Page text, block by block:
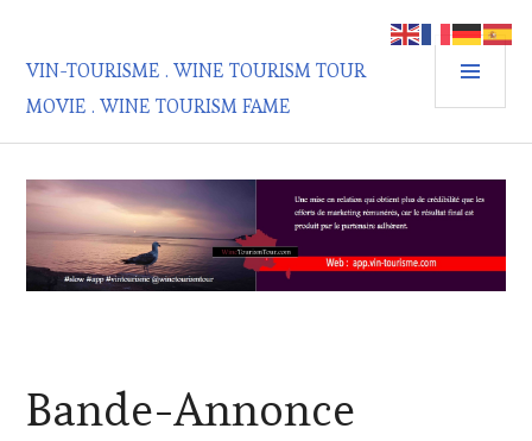
contenu
principal
VIN-TOURISME . WINE TOURISM TOUR
MOVIE . WINE TOURISM FAME
INVITATIONS
&
Bande-Annonce